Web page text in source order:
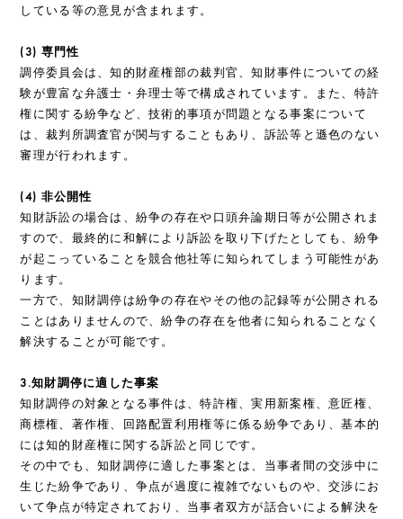
している等の意見が含まれます。
(3) 専門性
調停委員会は、知的財産権部の裁判官、知財事件についての経
験が豊富な弁護⼠・弁理⼠等で構成されています。また、特許
権に関する紛争など、技術的事項が問題となる事案について
は、裁判所調査官が関与することもあり、訴訟等と遜⾊のない
審理が⾏われます。
(4) 非公開性
知財訴訟の場合は、紛争の存在や口頭弁論期日等が公開されま
すので、最終的に和解により訴訟を取り下げたとしても、紛争
が起こっていることを競合他社等に知られてしまう可能性があ
ります。
一方で、知財調停は紛争の存在やその他の記録等が公開される
ことはありませんので、紛争の存在を他者に知られることなく
解決することが可能です。
3.知財調停に適した事案
知財調停の対象となる事件は、特許権、実用新案権、意匠権、
商標権、著作権、回路配置利用権等に係る紛争であり、基本的
には知的財産権に関する訴訟と同じです。
その中でも、知財調停に適した事案とは、当事者間の交渉中に
生じた紛争であり、争点が過度に複雑でないものや、交渉にお
いて争点が特定されており、当事者双方が話合いによる解決を